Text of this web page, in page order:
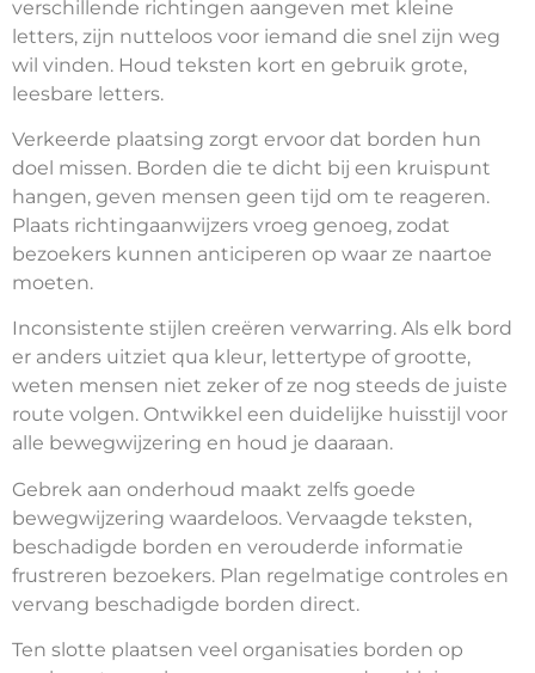
verschillende richtingen aangeven met kleine
letters, zijn nutteloos voor iemand die snel zijn weg
wil vinden. Houd teksten kort en gebruik grote,
leesbare letters.
Verkeerde plaatsing zorgt ervoor dat borden hun
doel missen. Borden die te dicht bij een kruispunt
hangen, geven mensen geen tijd om te reageren.
Plaats richtingaanwijzers vroeg genoeg, zodat
bezoekers kunnen anticiperen op waar ze naartoe
moeten.
Inconsistente stijlen creëren verwarring. Als elk bord
er anders uitziet qua kleur, lettertype of grootte,
weten mensen niet zeker of ze nog steeds de juiste
route volgen. Ontwikkel een duidelijke huisstijl voor
alle bewegwijzering en houd je daaraan.
Gebrek aan onderhoud maakt zelfs goede
bewegwijzering waardeloos. Vervaagde teksten,
beschadigde borden en verouderde informatie
frustreren bezoekers. Plan regelmatige controles en
vervang beschadigde borden direct.
Ten slotte plaatsen veel organisaties borden op